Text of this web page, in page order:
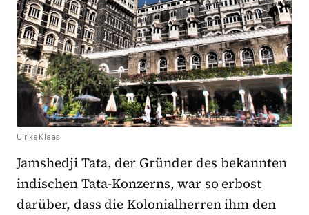
Ulrike Klaas
Jamshedji Tata, der Gründer des bekannten
indischen Tata-Konzerns, war so erbost
darüber, dass die Kolonialherren ihm den